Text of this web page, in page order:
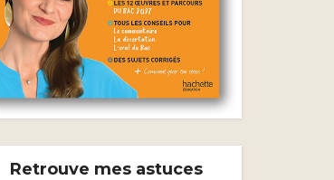
Retrouve mes astuces